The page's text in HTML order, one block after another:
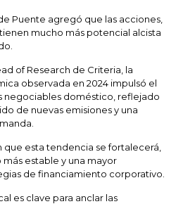
Puente agregó que las acciones,
mucho más potencial alcista
of Research de Criteria , la
observada en 2024 impulsó el
negociables doméstico, reflejado
de nuevas emisiones y una
que esta tendencia se fortalecerá
estable y una mayor
de financiamiento corporativo.
es clave para anclar las